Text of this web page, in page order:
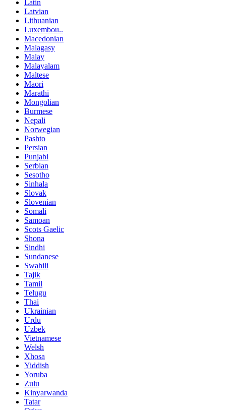
Latin
Latvian
Lithuanian
Luxembou..
Macedonian
Malagasy
Malay
Malayalam
Maltese
Maori
Marathi
Mongolian
Burmese
Nepali
Norwegian
Pashto
Persian
Punjabi
Serbian
Sesotho
Sinhala
Slovak
Slovenian
Somali
Samoan
Scots Gaelic
Shona
Sindhi
Sundanese
Swahili
Tajik
Tamil
Telugu
Thai
Ukrainian
Urdu
Uzbek
Vietnamese
Welsh
Xhosa
Yiddish
Yoruba
Zulu
Kinyarwanda
Tatar